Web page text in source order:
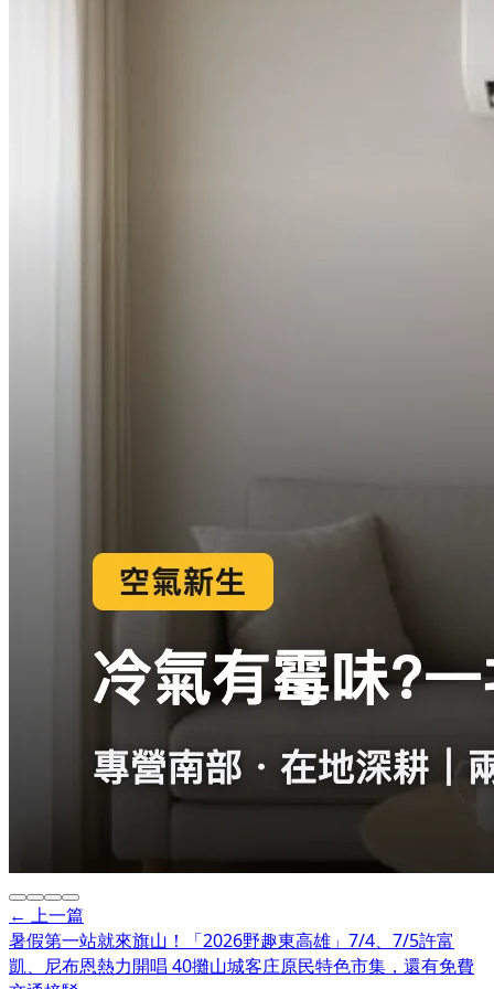
← 上一篇
暑假第一站就來旗山！「2026野趣東高雄」7/4、7/5許富
凱、尼布恩熱力開唱 40攤山城客庄原民特色市集，還有免費